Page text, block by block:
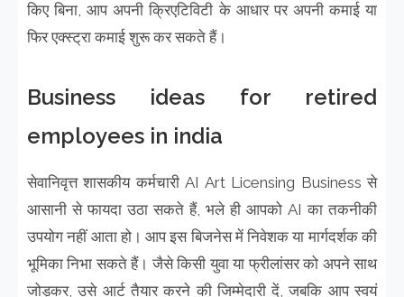
किए बिना, आप अपनी क्रिएटिविटी के आधार पर अपनी कमाई या
फिर एक्स्ट्रा कमाई शुरू कर सकते हैं।
Business ideas for retired
employees in india
सेवानिवृत्त शासकीय कर्मचारी AI Art Licensing Business से
आसानी से फायदा उठा सकते हैं, भले ही आपको AI का तकनीकी
उपयोग नहीं आता हो। आप इस बिजनेस में निवेशक या मार्गदर्शक की
भूमिका निभा सकते हैं। जैसे किसी युवा या फ्रीलांसर को अपने साथ
जोड़कर, उसे आर्ट तैयार करने की जिम्मेदारी दें, जबकि आप स्वयं